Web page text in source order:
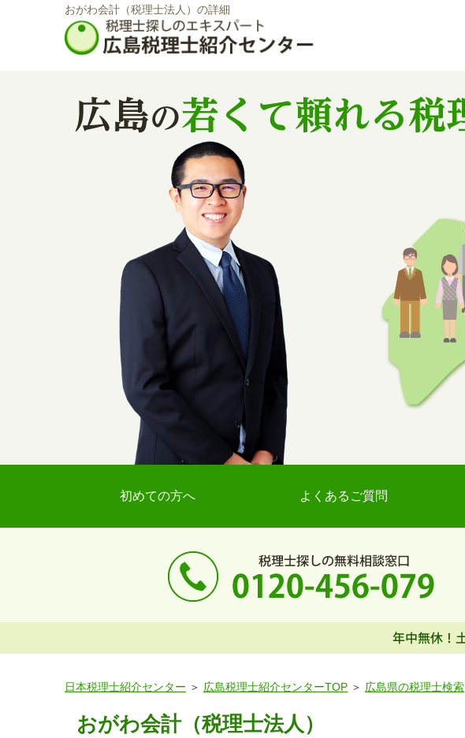
おがわ会計（税理士法人）の詳細
初めての方へ よくあるご質問
日本税理士紹介センター 広島税理士紹介センターTOP 広島県の税理士検索
おがわ会計（税理士法人）